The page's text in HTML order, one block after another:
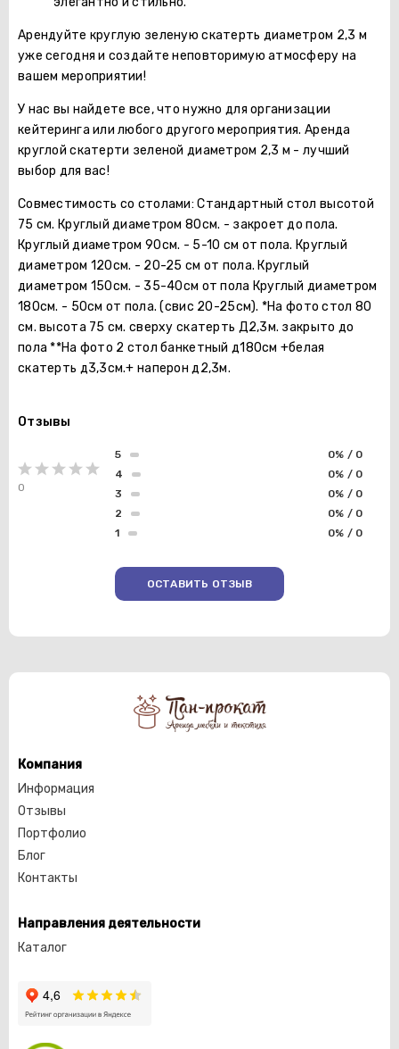
Арендуйте круглую зеленую скатерть диаметром 2,3 м
уже сегодня и создайте неповторимую атмосферу на
вашем мероприятии!
У нас вы найдете все, что нужно для организации
кейтеринга или любого другого мероприятия. Аренда
круглой скатерти зеленой диаметром 2,3 м - лучший
выбор для вас!
Совместимость со столами: Стандартный стол высотой
75 см. Круглый диаметром 80см. - закроет до пола.
Круглый диаметром 90см. - 5-10 см от пола. Круглый
диаметром 120см. - 20-25 см от пола. Круглый
диаметром 150см. - 35-40см от пола Круглый диаметром
180см. - 50см от пола. (свис 20-25см). *На фото стол 80
см. высота 75 см. сверху скатерть Д2,3м. закрыто до
пола **На фото 2 стол банкетный д180см +белая
скатерть д3,3см.+ наперон д2,3м.
Отзывы
0
1 0% / 0
2 0% / 0
3 0% / 0
4 0% / 0
5 0% / 0
ОСТАВИТЬ ОТЗЫВ
Компания
Информация
Отзывы
Портфолио
Блог
Контакты
Направления деятельности
Каталог